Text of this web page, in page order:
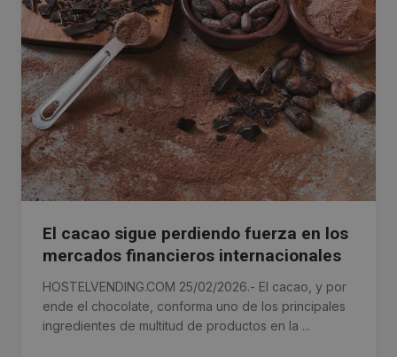
El cacao sigue perdiendo fuerza en los
mercados financieros internacionales
HOSTELVENDING.COM 25/02/2026.- El cacao, y por
ende el chocolate, conforma uno de los principales
ingredientes de multitud de productos en la ...